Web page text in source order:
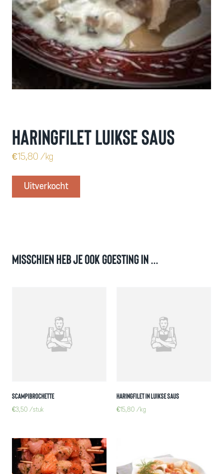
Haringfilet Luikse saus
€15,80 /kg
Uitverkocht
Misschien heb je ook goesting in ...
Scampibrochette
€3,50 /stuk
Haringfilet in Luikse saus
€15,80 /kg